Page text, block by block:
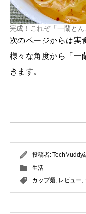
完成！これぞ「一蘭と
次のページからは実
様々な角度から「一
きます。
投稿者: TechMuddy
生活
カップ麺 レビュー